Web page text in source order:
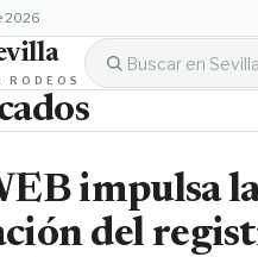
2026
impulsa
del